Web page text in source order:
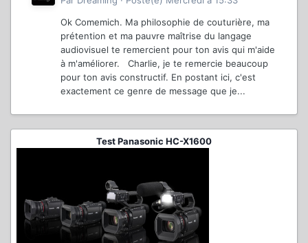
Ok Comemich. Ma philosophie de couturière, ma
prétention et ma pauvre maîtrise du langage
audiovisuel te remercient pour ton avis qui m'aide
à m'améliorer. Charlie, je te remercie beaucoup
pour ton avis constructif. En postant ici, c'est
exactement ce genre de message que je...
Test Panasonic HC-X1600